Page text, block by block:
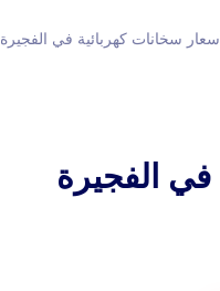
أسعار سخانات كهربائية في الفجيرة
في الفجيرة